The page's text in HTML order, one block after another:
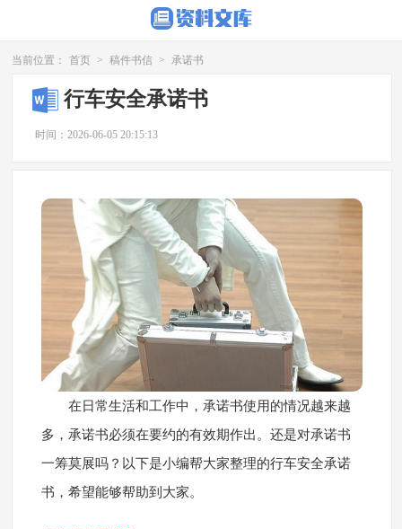
当前位置： 首页 > 稿件书信 > 承诺书
行车安全承诺书
时间：2026-06-05 20:15:13
在日常生活和工作中，承诺书使用的情况越来越
多，承诺书必须在要约的有效期作出。还是对承诺书
一筹莫展吗？以下是小编帮大家整理的行车安全承诺
书，希望能够帮助到大家。